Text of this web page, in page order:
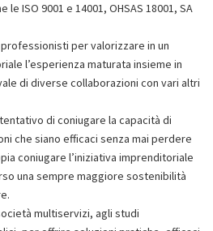
ISO 9001 e 14001, OHSAS 18001, SA
per valorizzare in un
l’esperienza maturata insieme in
di diverse collaborazioni con vari altri
di coniugare la capacità di
che siano efficaci senza mai perdere
coniugare l’iniziativa imprenditoriale
una sempre maggiore sostenibilità
multiservizi, agli studi